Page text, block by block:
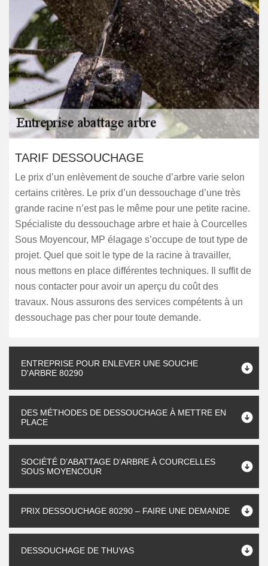
TARIF DESSOUCHAGE
Le prix d’un enlèvement de souche d’arbre varie selon
certains critères. Le prix d’un dessouchage d’une très
grande racine n’est pas le même pour une petite racine.
Spécialiste du dessouchage arbre et haie à Courcelles
Sous Moyencour, MP élagage s’occupe de tout type de
projet. Quel que soit le type de la racine à travailler,
nous mettons en place différentes techniques. Il suffit de
nous contacter pour avoir un aperçu du coût des
travaux. Nous assurons des services compétents à un
dessouchage pas cher pour toute demande.
ENTREPRISE POUR ENLEVER UNE SOUCHE
D'ARBRE 80290
DES MÉTHODES DE DESSOUCHAGE À METTRE EN
PLACE
SOCIÉTÉ D’ABATTAGE D’ARBRE À COURCELLES
SOUS MOYENCOUR
PRIX DESSOUCHAGE 80290 – FAIRE UNE DEMANDE
DESSOUCHAGE DE THUYAS